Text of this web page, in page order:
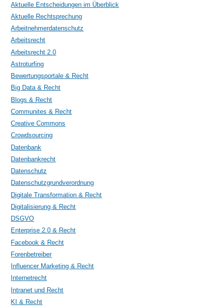
Aktuelle Entscheidungen im Überblick
Aktuelle Rechtsprechung
Arbeitnehmerdatenschutz
Arbeitsrecht
Arbeitsrecht 2.0
Astroturfing
Bewertungsportale & Recht
Big Data & Recht
Blogs & Recht
Communites & Recht
Creative Commons
Crowdsourcing
Datenbank
Datenbankrecht
Datenschutz
Datenschutzgrundverordnung
Digitale Transformation & Recht
Digitalisierung & Recht
DSGVO
Enterprise 2.0 & Recht
Facebook & Recht
Forenbetreiber
Influencer Marketing & Recht
Internetrecht
Intranet und Recht
KI & Recht